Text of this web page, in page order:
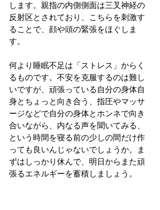
します。親指の内側側面は三叉神経の
反射区とされており、こちらを刺激す
ることで、顔や頭の緊張をほぐしま
す。
何より睡眠不足は「ストレス」からく
るものです。不安を克服するのは難し
いですが、頑張っている自分の身体自
身とちょっと向き合う、指圧やマッサ
ージなどで自分の身体とホンネで向き
合いながら、内なる声を聞いてみる、
という時間を寝る前の少しの間だけ作
っても良いんじゃないでしょうか。ま
ずはしっかり休んで、明日からまた頑
張るエネルギーを蓄積しましょう。